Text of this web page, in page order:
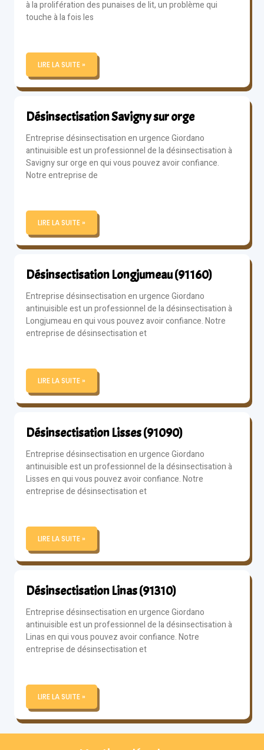
à la prolifération des punaises de lit, un problème qui
touche à la fois les
LIRE LA SUITE »
Désinsectisation Savigny sur orge
Entreprise désinsectisation en urgence Giordano
antinuisible est un professionnel de la désinsectisation à
Savigny sur orge en qui vous pouvez avoir confiance.
Notre entreprise de
LIRE LA SUITE »
Désinsectisation Longjumeau (91160)
Entreprise désinsectisation en urgence Giordano
antinuisible est un professionnel de la désinsectisation à
Longjumeau en qui vous pouvez avoir confiance. Notre
entreprise de désinsectisation et
LIRE LA SUITE »
Désinsectisation Lisses (91090)
Entreprise désinsectisation en urgence Giordano
antinuisible est un professionnel de la désinsectisation à
Lisses en qui vous pouvez avoir confiance. Notre
entreprise de désinsectisation et
LIRE LA SUITE »
Désinsectisation Linas (91310)
Entreprise désinsectisation en urgence Giordano
antinuisible est un professionnel de la désinsectisation à
Linas en qui vous pouvez avoir confiance. Notre
entreprise de désinsectisation et
LIRE LA SUITE »